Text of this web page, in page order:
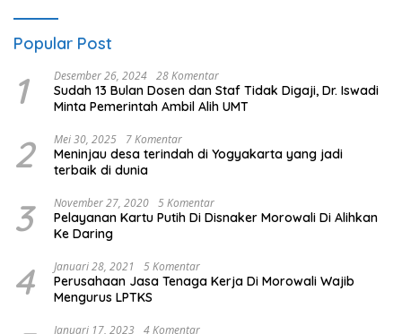
Popular Post
1 Desember 26, 2024 28 Komentar
Sudah 13 Bulan Dosen dan Staf Tidak Digaji, Dr. Iswadi
Minta Pemerintah Ambil Alih UMT
2 Mei 30, 2025 7 Komentar
Meninjau desa terindah di Yogyakarta yang jadi
terbaik di dunia
3 November 27, 2020 5 Komentar
Pelayanan Kartu Putih Di Disnaker Morowali Di Alihkan
Ke Daring
4 Januari 28, 2021 5 Komentar
Perusahaan Jasa Tenaga Kerja Di Morowali Wajib
Mengurus LPTKS
Januari 17, 2023 4 Komentar